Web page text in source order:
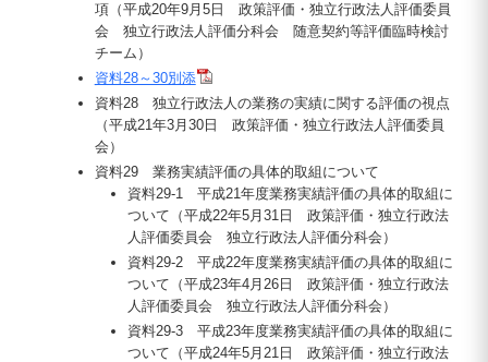
項（平成20年9月5日 政策評価・独立行政法人評価委員
会 独立行政法人評価分科会 随意契約等評価臨時検討
チーム）
資料28～30別添
資料28 独立行政法人の業務の実績に関する評価の視点
（平成21年3月30日 政策評価・独立行政法人評価委員
会）
資料29 業務実績評価の具体的取組について
資料29-1 平成21年度業務実績評価の具体的取組に
ついて（平成22年5月31日 政策評価・独立行政法
人評価委員会 独立行政法人評価分科会）
資料29-2 平成22年度業務実績評価の具体的取組に
ついて（平成23年4月26日 政策評価・独立行政法
人評価委員会 独立行政法人評価分科会）
資料29-3 平成23年度業務実績評価の具体的取組に
ついて（平成24年5月21日 政策評価・独立行政法